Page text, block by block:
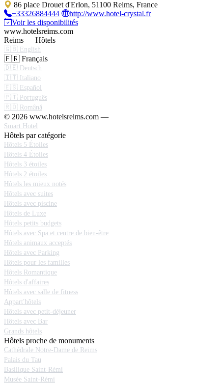
86 place Drouet d'Erlon, 51100 Reims, France
+33326884444
http://www.hotel-crystal.fr
Voir les disponibilités
www.hotelsreims.com
Reims — Hôtels
🇬🇧 English
🇫🇷 Français
🇩🇪 Deutsch
🇮🇹 Italiano
🇪🇸 Español
🇵🇹 Português
🇷🇴 Română
© 2026 www.hotelsreims.com —
Smart Hotel
Hôtels par catégorie
Hôtels 5 Étoiles
Hôtels 4 Étoiles
Hôtels 3 étoiles
Hôtels 2 étoiles
Hôtels les mieux notés
Hôtels avec suites
Hôtels avec piscine
Hôtels de Luxe
Hôtels petits budgets
Hôtels avec Spa et centre de bien-être
Hôtels animaux acceptés
Hôtels avec Parking
Hôtels pour les familles
Hôtels Romantique
Hôtels d'affaires
Hôtels avec salle de fitness
Appart'hôtels
Hôtels avec petit-déjeuner
Hôtels avec Bar
Grands hôtels
Hôtels proche de monuments
Cathédrale Notre-Dame de Reims
Palais du Tau
Basilique Saint-Rémi
Musée Saint-Rémi